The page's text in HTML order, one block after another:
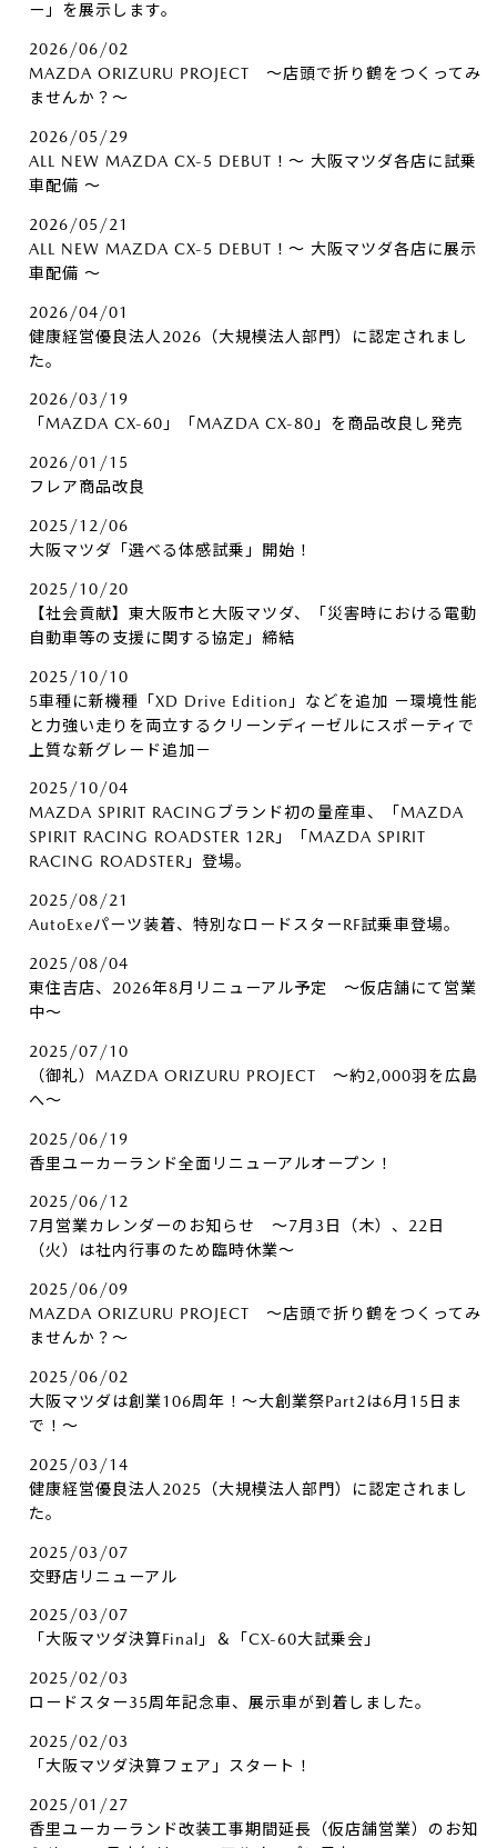
ー」を展示します。
2026/06/02
MAZDA ORIZURU PROJECT ～店頭で折り鶴をつくってみ
ませんか？～
2026/05/29
ALL NEW MAZDA CX-5 DEBUT！～ 大阪マツダ各店に試乗
車配備 ～
2026/05/21
ALL NEW MAZDA CX-5 DEBUT！～ 大阪マツダ各店に展示
車配備 ～
2026/04/01
健康経営優良法人2026（大規模法人部門）に認定されまし
た。
2026/03/19
「MAZDA CX-60」「MAZDA CX-80」を商品改良し発売
2026/01/15
フレア商品改良
2025/12/06
大阪マツダ「選べる体感試乗」開始！
2025/10/20
【社会貢献】東大阪市と大阪マツダ、「災害時における電動
自動車等の支援に関する協定」締結
2025/10/10
5車種に新機種「XD Drive Edition」などを追加 －環境性能
と力強い走りを両立するクリーンディーゼルにスポーティで
上質な新グレード追加－
2025/10/04
MAZDA SPIRIT RACINGブランド初の量産車、「MAZDA
SPIRIT RACING ROADSTER 12R」「MAZDA SPIRIT
RACING ROADSTER」登場。
2025/08/21
AutoExeパーツ装着、特別なロードスターRF試乗車登場。
2025/08/04
東住吉店、2026年8月リニューアル予定 ～仮店舗にて営業
中～
2025/07/10
（御礼）MAZDA ORIZURU PROJECT ～約2,000羽を広島
へ～
2025/06/19
香里ユーカーランド全面リニューアルオープン！
2025/06/12
7月営業カレンダーのお知らせ ～7月3日（木）、22日
（火）は社内行事のため臨時休業～
2025/06/09
MAZDA ORIZURU PROJECT ～店頭で折り鶴をつくってみ
ませんか？～
2025/06/02
大阪マツダは創業106周年！～大創業祭Part2は6月15日ま
で！～
2025/03/14
健康経営優良法人2025（大規模法人部門）に認定されまし
た。
2025/03/07
交野店リニューアル
2025/03/07
「大阪マツダ決算Final」＆「CX-60大試乗会」
2025/02/03
ロードスター35周年記念車、展示車が到着しました。
2025/02/03
「大阪マツダ決算フェア」スタート！
2025/01/27
香里ユーカーランド改装工事期間延長（仮店舗営業）のお知